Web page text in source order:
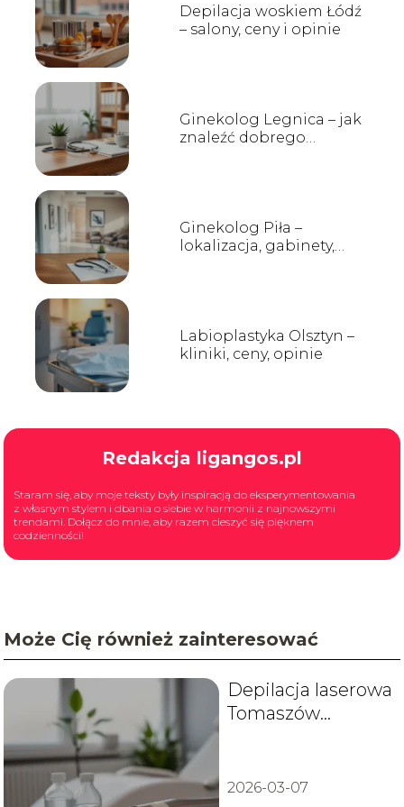
Depilacja woskiem Łódź
– salony, ceny i opinie
Ginekolog Legnica – jak
znaleźć dobrego
Ginekolog Piła –
lokalizacja, gabinety,
Labioplastyka Olsztyn –
kliniki, ceny, opinie
Redakcja ligangos.pl
Staram się, aby moje teksty były inspiracją do eksperymentowania
z własnym stylem i dbania o siebie w harmonii z najnowszymi
trendami. Dołącz do mnie, aby razem cieszyć się pięknem
codzienności!
Może Cię również zainteresować
Depilacja laserowa
Tomaszów
opinie
2026-03-07